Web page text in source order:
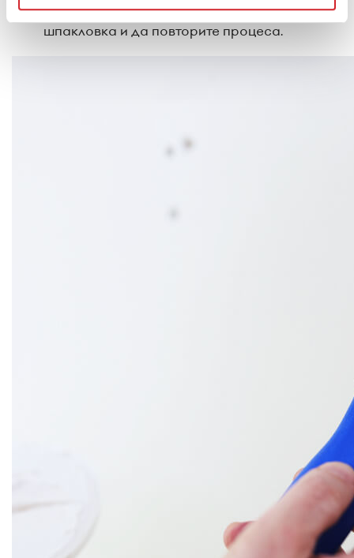
При нужда можете да нанесете втори слой
шпакловка и да повторите процеса.